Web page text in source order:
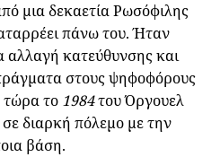
μια δεκαετία Ρωσόφιλης
πάνω του. Ήταν
αλλαγή κατεύθυνσης και
στους ψηφοφόρους
τώρα το 1984του Όργουελ
διαρκή πόλεμο με την
βάση.